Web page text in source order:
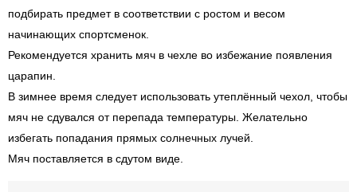
подбирать предмет в соответствии с ростом и весом
начинающих спортсменок.
Рекомендуется хранить мяч в чехле во избежание появления
царапин.
В зимнее время следует использовать утеплённый чехол, чтобы
мяч не сдувался от перепада температуры. Желательно
избегать попадания прямых солнечных лучей.
Мяч поставляется в сдутом виде.